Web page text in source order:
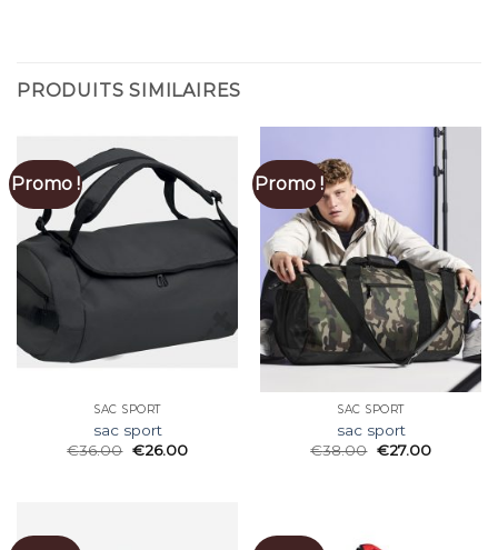
PRODUITS SIMILAIRES
Promo !
SAC SPORT
sac sport
€36.00 €26.00
Promo !
SAC SPORT
sac sport
€38.00 €27.00